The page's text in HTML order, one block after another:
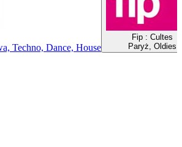
Techno, Dance, House
Fip : Cultes
Paryż, Oldies